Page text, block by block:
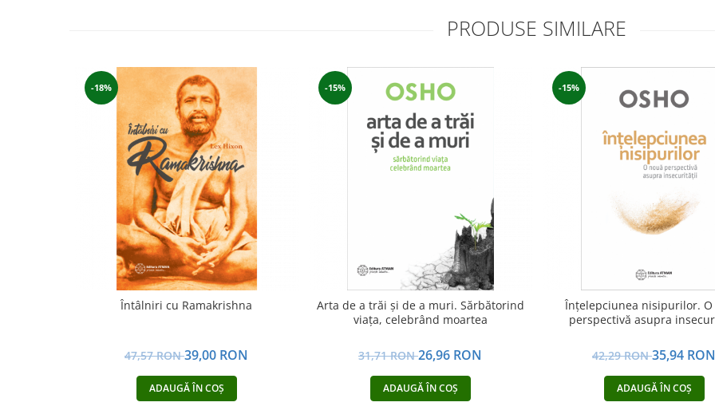
PRODUSE SIMILARE
-18%
Întâlniri cu Ramakrishna
47,57 RON39,00 RON
ADAUGĂ ÎN COȘ
-15%
Arta de a trăi și de a muri. Sărbătorind
viața, celebrând moartea
31,71 RON26,96 RON
ADAUGĂ ÎN COȘ
-15%
Înțelepciunea nisipurilor. O
perspectivă asupra
42,29 RON35,94 RON
ADAUGĂ ÎN COȘ